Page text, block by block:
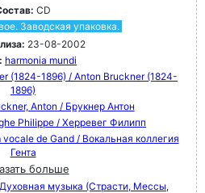
CD
Заводская упаковка.
23-08-2002
harmonia mundi
(1824-1896) / Anton Bruckner (1824-
1896)
Anton / Брукнер Антон
Philippe / Херревег Филипп
vocale de Gand / Вокальная коллегия
Гента
больше
Духовная музыка (Страсти, Мессы,